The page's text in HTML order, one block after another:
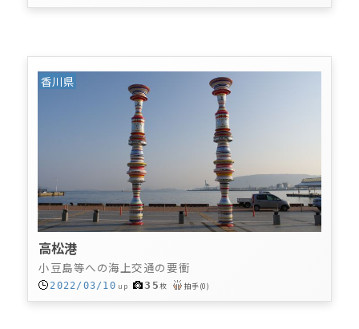
香川県
高松港
小豆島等への海上交通の要衝
2022/03/10 up 35枚 拍手(0)